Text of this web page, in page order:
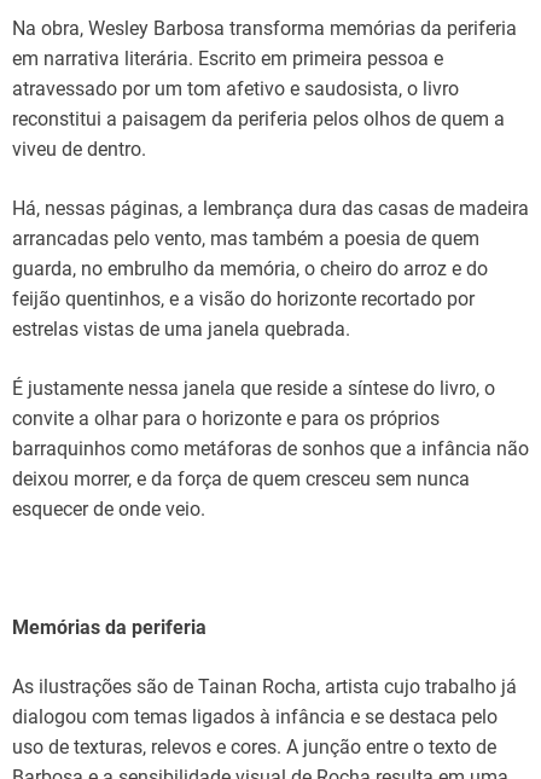
Na obra, Wesley Barbosa transforma memórias da periferia
em narrativa literária. Escrito em primeira pessoa e
atravessado por um tom afetivo e saudosista, o livro
reconstitui a paisagem da periferia pelos olhos de quem a
viveu de dentro.
Há, nessas páginas, a lembrança dura das casas de madeira
arrancadas pelo vento, mas também a poesia de quem
guarda, no embrulho da memória, o cheiro do arroz e do
feijão quentinhos, e a visão do horizonte recortado por
estrelas vistas de uma janela quebrada.
É justamente nessa janela que reside a síntese do livro, o
convite a olhar para o horizonte e para os próprios
barraquinhos como metáforas de sonhos que a infância não
deixou morrer, e da força de quem cresceu sem nunca
esquecer de onde veio.
Memórias da periferia
As ilustrações são de Tainan Rocha, artista cujo trabalho já
dialogou com temas ligados à infância e se destaca pelo
uso de texturas, relevos e cores. A junção entre o texto de